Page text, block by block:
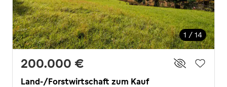
1 / 14
200.000 €
Land-/Forstwirtschaft zum Kauf